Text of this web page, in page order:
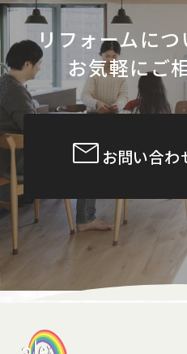
リフォームに
お気軽にご
お問い合わ